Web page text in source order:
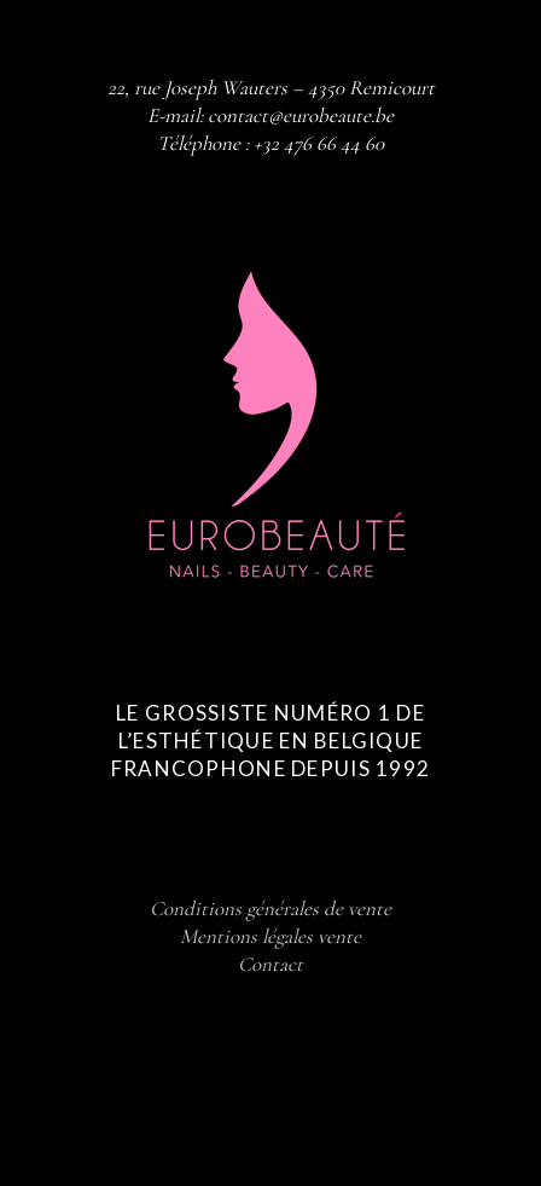
22, rue Joseph Wauters – 4350 Remicourt
E-mail:contact@eurobeaute.be
Téléphone :+32 476 66 44 60
LE GROSSISTE NUMÉRO 1 DE
L’ESTHÉTIQUE EN BELGIQUE
FRANCOPHONE DEPUIS 1992
Conditions générales de vente
Mentions légales vente
Contact